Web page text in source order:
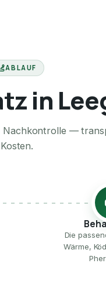
ABLAUF
in
—
Kosten.
Die
Wärme,